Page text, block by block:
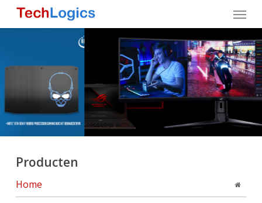
Skip
Menu
Producten
Home